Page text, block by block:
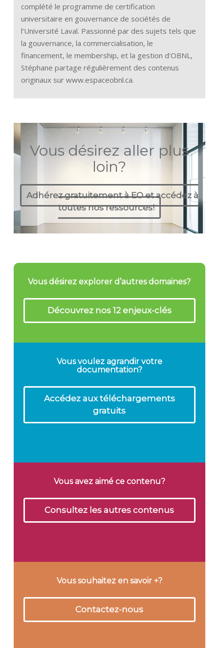
complété le programme de certification
universitaire en gouvernance de sociétés de
l’Université Laval. Passionné par des sujets tels que
la gouvernance, la commercialisation, le
financement, le membership, et la gestion d'OBNL,
Stéphane partage régulièrement des contenus
originaux sur www.espaceobnl.ca.
Vous désirez aller plus
loin?
Adhérez gratuitement à EO et accédez à
toutes nos ressources!
Vous désirez explorer d’autres domaines?
Découvrez nos 12 enjeux-clés
Vous voulez agrandir votre
documentation?
Accédez aux téléchargements
gratuits
Vous avez aimé ce contenu?
Consultez les autres contenus
Vous souhaitez en savoir +?
Contactez-nous